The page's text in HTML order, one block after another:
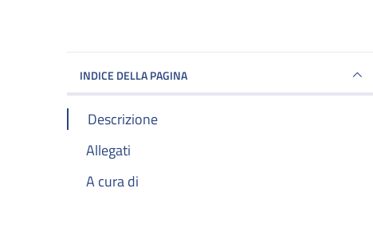
INDICE DELLA PAGINA
Descrizione
Allegati
A cura di